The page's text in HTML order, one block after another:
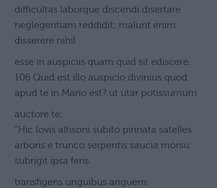
difficultas laborque discendi disertare
neglegentiam reddidit; malunt enim
disserere nihil
esse in auspiciis quam quid sit ediscere.
106 Quid est illo auspicio divinius quod
apud te in Mario est? ut utar potissumum
auctore te:
“Hic Iovis altisoni subito pinnata satelles
arboris e trunco serpentis saucia morsu
subrigit ipsa feris
transfigens unguibus anguem